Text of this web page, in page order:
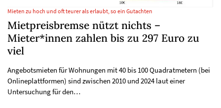
Mieten zu hoch und oft teurer als erlaubt, so ein Gutachten
Mietpreisbremse nützt nichts –
Mieter*innen zahlen bis zu 297 Euro zu
viel
Angebotsmieten für Wohnungen mit 40 bis 100 Quadratmetern (bei
Onlineplattformen) sind zwischen 2010 und 2024 laut einer
Untersuchung für den…